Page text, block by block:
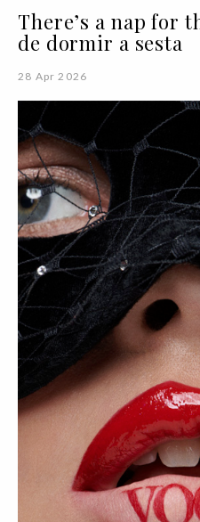
There’s a nap for
de dormir a sesta
28 Apr 2026